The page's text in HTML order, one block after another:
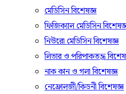
মেডিসিন বিশেষজ্ঞ
ফিজিক্যাল মেডিসিন
নিউরো মেডিসিন বিশেষজ্ঞ
লিভার ও পরিপাকতন্ত্র
নাক কান ও গলা বিশেষজ্ঞ
নেফ্রোলজী/কিডনী বিশেষজ্ঞ